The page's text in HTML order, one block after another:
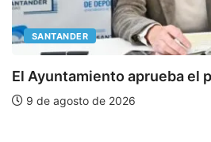
SANTANDER
El Ayuntamiento aprueba el
9 de agosto de 2026